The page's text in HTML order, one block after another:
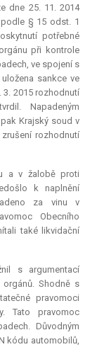
dne 25. 11. 2014
§ 15 odst. 1
potřebné
při kontrole
ve spojení s
sankce ve
3. 2015 rozhodnutí
Napadeným
Krajský soud v
rozhodnutí
a v žalobě proti
k naplnění
za vinu v
Obecního
také likvidační
s argumentací
orgánů. Shodně s
pravomoci
Tato pravomoc
Důvodným
kódu automobilů,